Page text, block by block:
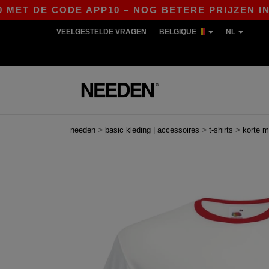
APP10 – NOG BETERE PRIJZEN IN DE
VEELGESTELDE VRAGEN BELGIQUE NL
needen > basic kleding | accessoires > t-shirts > korte